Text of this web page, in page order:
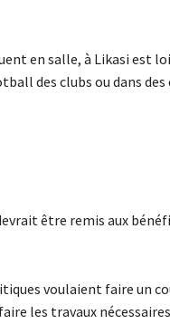
en salle, à Likasi est
des clubs ou dans des
être remis aux
voulaient faire un
les travaux